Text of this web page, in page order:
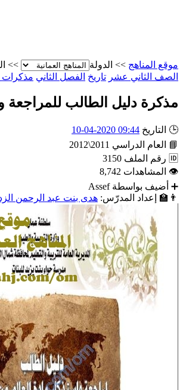
موقع المناهج >> الدولة >>
الصف الثاني عشر تاريخ الفصل الثاني مذكرات
مذكرة دليل الطالب للمراجعة
🕒 التاريخ 09:44 2020-04-10
📘
العام الدراسي 2011\2012
🆔 رقم الملف 3150
👁 المشاهدات 8,742
➕ أضيف بواسطة Assef
👨‍🏫
إعداد المدرّس: هدى بنت عبد الرحمن